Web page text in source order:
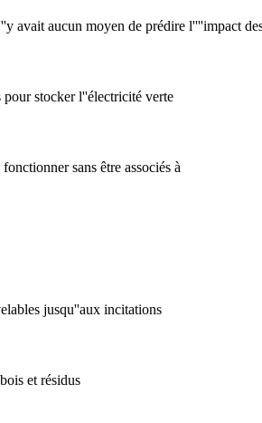
avait aucun moyen de prédire l''''impact
pour stocker l''électricité verte
sans être associés à
jusqu''aux incitations
et résidus